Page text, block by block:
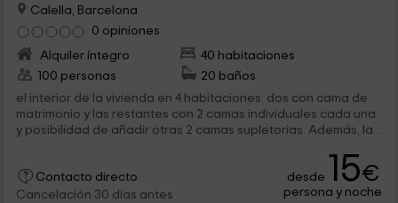
Calella, Barcelona
0 opiniones
Alquiler íntegro
40 habitaciones
100 personas
20 baños
el interior de la vivienda en 4 habitaciones: dos con cama de
matrimonio y las restantes con 2 camas individuales cada una
y posibilidad de añadir otras 2 camas supletorias. Además, la...
Contacto directo
Cancelación 30 días antes
desde 15€
persona y noche